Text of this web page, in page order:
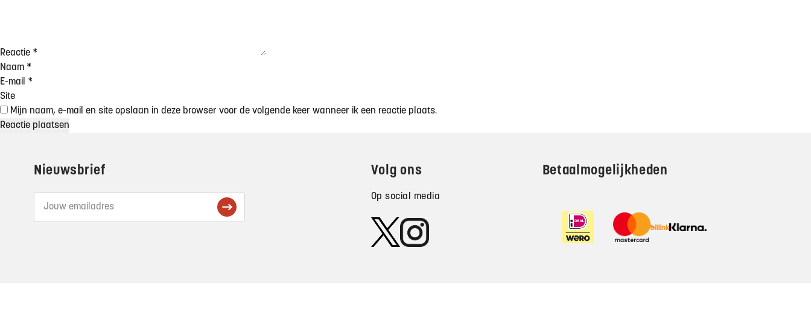
Reactie *
Naam *
E-mail *
Site
Mijn naam, e-mail en site opslaan in deze browser voor de volgende keer wanneer ik een reactie plaats.
Nieuwsbrief Volg ons
Op social media
Betaalmogelijkheden